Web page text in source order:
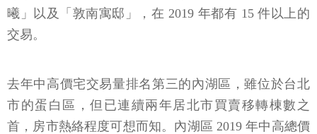
曦」以及「敦南寓邸」，在 2019 年都有 15 件以上的
交易。
去年中高價宅交易量排名第三的內湖區，雖位於台北
市的蛋白區，但已連續兩年居北市買賣移轉棟數之
首，房市熱絡程度可想而知。內湖區 2019 年中高總價